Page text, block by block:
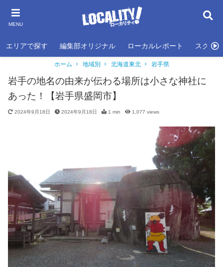
MENU
エリアで探す 編集部オリジナル ローカルレポート スクール
ホーム 地域別 北海道東北 岩手県
岩手の地名の由来が伝わる場所は小さな神社に
あった！【岩手県盛岡市】
2024年9月18日 2024年9月18日 1 min 1,077 views